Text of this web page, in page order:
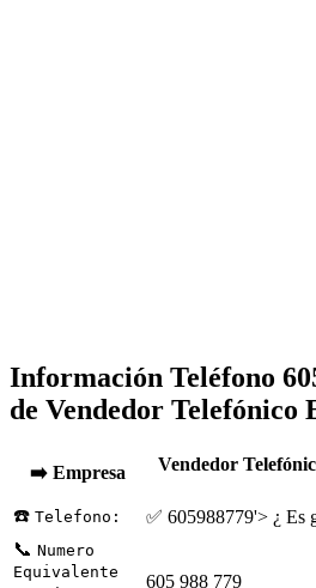
Información Teléfono
de Vendedor Telefónico
➡️ Empresa
Vendedor
☎️ Telefono: ✅ 605988779'> ¿ Es
📞 Numero
Equivalente
605 988 779